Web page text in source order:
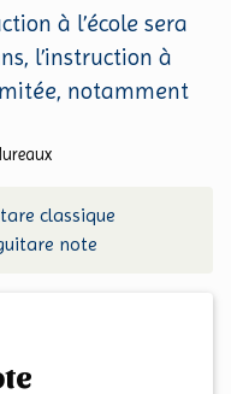
à l’école sera
l’instruction à
notamment
classique
note